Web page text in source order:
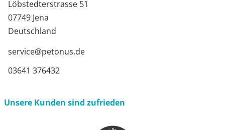
Löbstedterstrasse 51
07749 Jena
Deutschland
service@petonus.de
03641 376432
Unsere Kunden sind zufrieden